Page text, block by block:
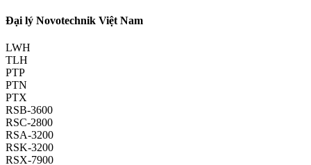
Đại lý Novotechnik Việt Nam
LWH
TLH
PTP
PTN
PTX
RSB-3600
RSC-2800
RSA-3200
RSK-3200
RSX-7900